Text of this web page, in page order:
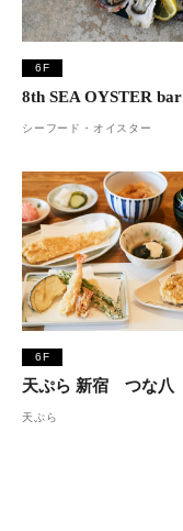
6F
8th SEA OYSTER bar
シーフード・オイスター
6F
天ぷら 新宿 つな八
天ぷら